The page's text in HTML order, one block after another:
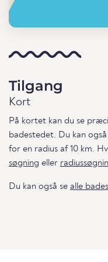
Tilgang
Kort
På kortet kan du se
badestedet. Du kan
for en radius af 10 km.
søgning eller
Du kan også se alle